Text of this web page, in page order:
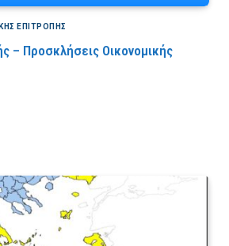
ΕΠΙΤΡΟΠΉΣ
– Προσκλήσεις Οικονομικής